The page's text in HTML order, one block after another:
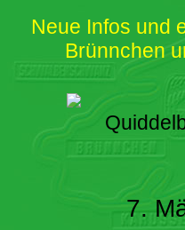
Neue Infos und
Brünnchen
7.